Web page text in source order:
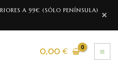
A 99€ (SÓLO PENÍNSULA)
✕
0,00€